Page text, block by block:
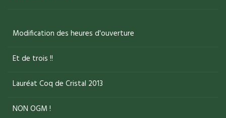
Modification des heures d'ouverture
Et de trois !!
Lauréat Coq de Cristal 2013
NON OGM !